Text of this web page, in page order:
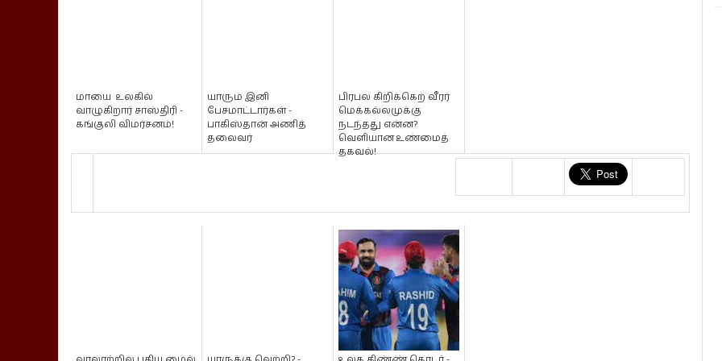
மாயை உலகில்
வாழுகிறார் சாஸ்திரி -
கங்குலி விமர்சனம்!
யாரும் இனி
பேசமாட்டார்கள் -
பாகிஸ்தான் அணித்
தலைவர்
பிரபல கிறிக்கெற் வீரர்
மெக்கல்லமுக்கு
நடந்தது என்ன?
வெளியான உண்மைத்
தகவல்!